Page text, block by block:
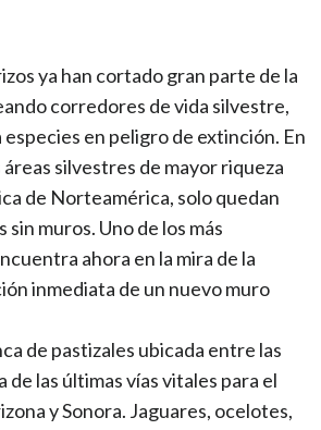
ya han cortado gran parte de la
corredores de vida silvestre,
en peligro de extinción. En
áreas silvestres de mayor riqueza
de Norteamérica, solo quedan
muros. Uno de los más
ahora en la mira de la
inmediata de un nuevo muro
de pastizales ubicada entre las
las últimas vías vitales para el
y Sonora. Jaguares, ocelotes,